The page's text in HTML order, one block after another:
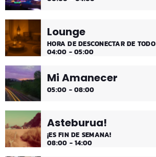
Lounge
HORA DE DESCONECTAR DE TODO
04:00 - 05:00
Mi Amanecer
05:00 - 08:00
Asteburua!
¡ES FIN DE SEMANA!
08:00 - 14:00